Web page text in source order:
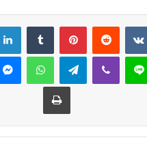
LinkedInTumblr PinterestReddit
MessengerWhatsAppTelegramViber
Yazdır